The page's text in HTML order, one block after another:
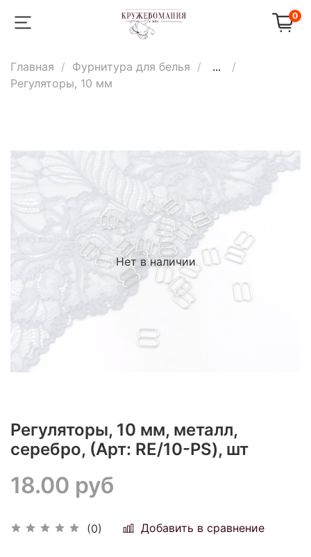
0
Главная Фурнитура для белья
...
Регуляторы, 10 мм
Нет в наличии
Регуляторы, 10 мм, металл,
серебро, (Арт: RE/10-PS), шт
(0) Добавить в сравнение
18.00 руб